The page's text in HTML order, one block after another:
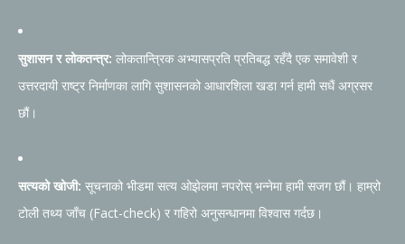
सुशासन र लोकतन्त्र: लोकतान्त्रिक अभ्यासप्रति प्रतिबद्ध रहँदै एक समावेशी र
उत्तरदायी राष्ट्र निर्माणका लागि सुशासनको आधारशिला खडा गर्न हामी सधैं अग्रसर
छौं।
सत्यको खोजी: सूचनाको भीडमा सत्य ओझेलमा नपरोस् भन्नेमा हामी सजग छौं। हाम्रो
टोली तथ्य जाँच (Fact-check) र गहिरो अनुसन्धानमा विश्वास गर्दछ।